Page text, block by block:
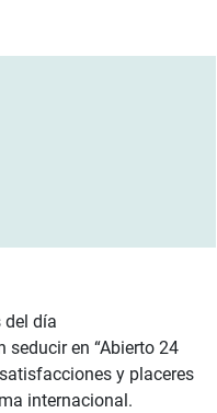
del día
en “Abierto 24
y placeres
internacional.